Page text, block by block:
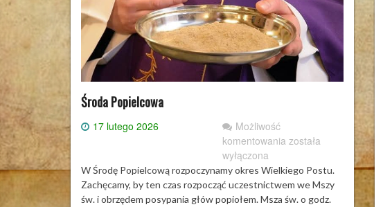
Środa Popielcowa
17 lutego 2026
Możliwość
komentowaniaŚroda
została
wyłączona
W Środę Popielcową rozpoczynamy okres Wielkiego Postu.
Zachęcamy, by ten czas rozpocząć uczestnictwem we Mszy
św. i obrzędem posypania głów popiołem. Msza św. o godz.